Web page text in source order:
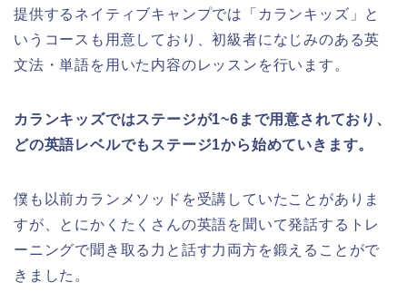
提供するネイティブキャンプでは「カランキッズ」と
いうコースも用意しており、初級者になじみのある英
文法・単語を用いた内容のレッスンを行います。
カランキッズではステージが1~6まで用意されており、
どの英語レベルでもステージ1から始めていきます。
僕も以前カランメソッドを受講していたことがありま
すが、とにかくたくさんの英語を聞いて発話するトレ
ーニングで聞き取る力と話す力両方を鍛えることがで
きました。